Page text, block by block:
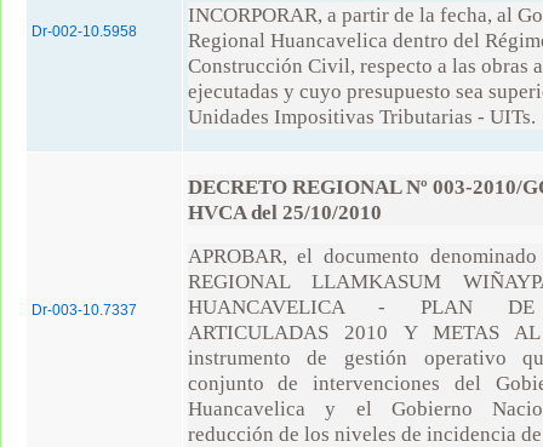
Dr-002-10.5958
INCORPORAR, a partir de la fecha, al
Regional Huancavelica dentro del
Construcción Civil, respecto a las obras
ejecutadas y cuyo presupuesto sea
Unidades Impositivas Tributarias - UITs.
Dr-003-10.7337
DECRETO REGIONAL Nº 003-2010/
HVCA del 25/10/2010
APROBAR, el documento denominado
REGIONAL LLAMKASUM
HUANCAVELICA - PLAN DE
ARTICULADAS 2010 Y METAS
instrumento de gestión operativo
conjunto de intervenciones del
Huancavelica y el Gobierno
reducción de los niveles de incidencia